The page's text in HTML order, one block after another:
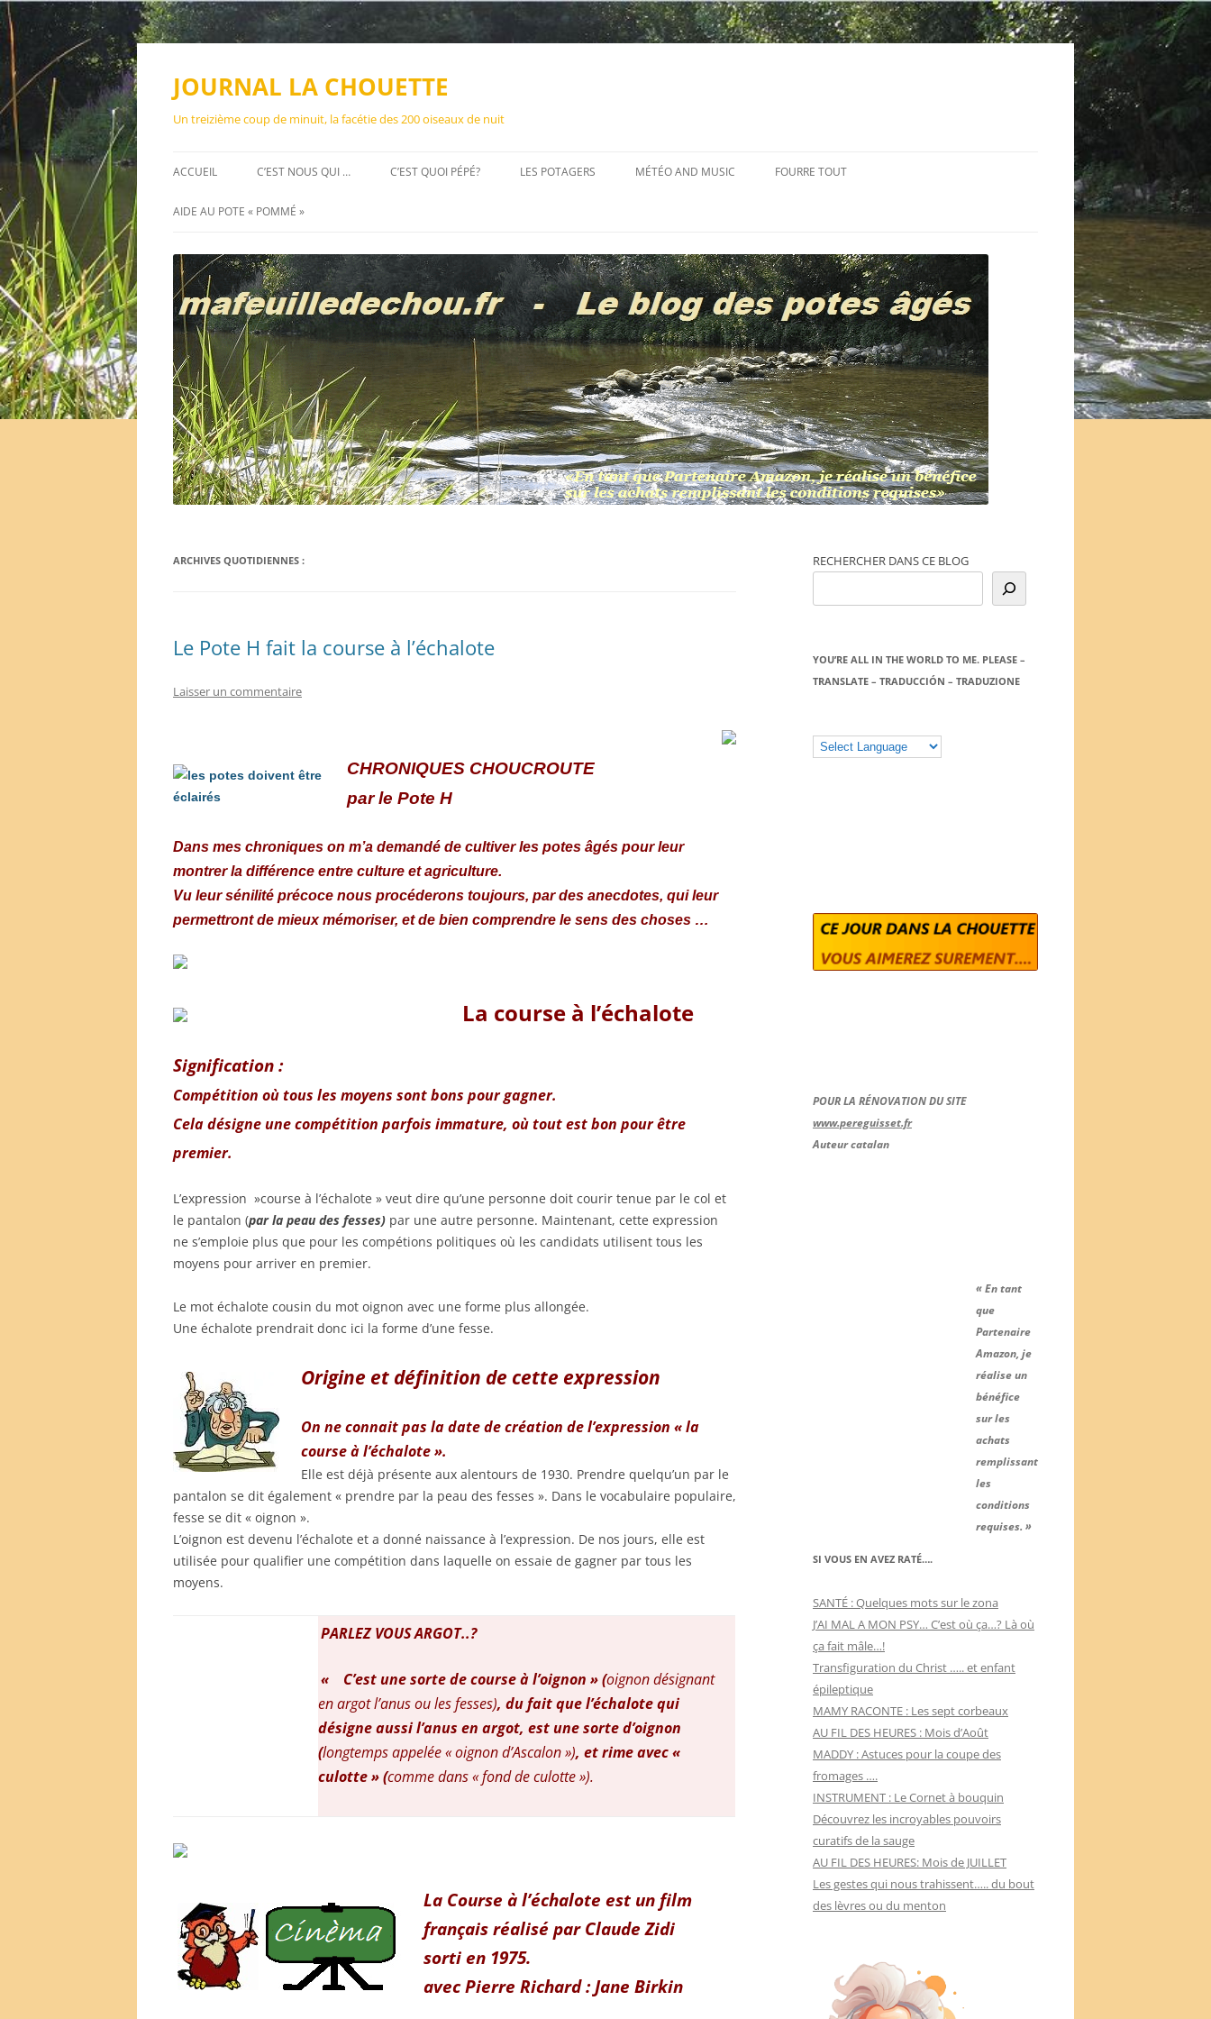
Aller
JOURNAL LA CHOUETTE
Un treizième coup de minuit, la facétie des 200 oiseaux de nuit
ACCUEIL C’EST NOUS QUI … C’EST QUOI PÉPÉ? LES POTAGERS MÉTÉO AND MUSIC FOURRE TOUT
AIDE AU POTE « POMMÉ »
ARCHIVES QUOTIDIENNES :
Le Pote H fait la course à l’échalote
Laisser un commentaire
CHRONIQUES CHOUCROUTE
par le Pote H
Dans mes chroniques on m’a demandé de cultiver les potes âgés pour leur
montrer la différence entre culture et agriculture.
Vu leur sénilité précoce nous procéderons toujours, par des anecdotes, qui leur
permettront de mieux mémoriser, et de bien comprendre le sens des choses …
La course à l’échalote
Signification :
Compétition où tous les moyens sont bons pour gagner.
Cela désigne une compétition parfois immature, où tout est bon pour être
premier.
L’expression »course à l’échalote » veut dire qu’une personne doit courir tenue par le col et
le pantalon (par la peau des fesses) par une autre personne. Maintenant, cette expression
ne s’emploie plus que pour les compétions politiques où les candidats utilisent tous les
moyens pour arriver en premier.
Le mot échalote cousin du mot oignon avec une forme plus allongée.
Une échalote prendrait donc ici la forme d’une fesse.
Origine et définition de cette expression
On ne connait pas la date de création de l’expression « la
course à l’échalote ».
Elle est déjà présente aux alentours de 1930. Prendre quelqu’un par le
pantalon se dit également « prendre par la peau des fesses ». Dans le vocabulaire populaire,
fesse se dit « oignon ».
L’oignon est devenu l’échalote et a donné naissance à l’expression. De nos jours, elle est
utilisée pour qualifier une compétition dans laquelle on essaie de gagner par tous les
moyens.
PARLEZ VOUS ARGOT..?
« C’est une sorte de course à l’oignon » (oignon désignant
en argot l’anus ou les fesses), du fait que l’échalote qui
désigne aussi l’anus en argot, est une sorte d’oignon
(longtemps appelée « oignon d’Ascalon »), et rime avec «
culotte » (comme dans « fond de culotte »).
La Course à l’échalote est un film
français réalisé par Claude Zidi
sorti en 1975.
avec Pierre Richard : Jane Birkin
RECHERCHER DANS CE BLOG
YOU’RE ALL IN THE WORLD TO ME. PLEASE –
TRANSLATE – TRADUCCIÓN – TRADUZIONE
POUR LA RÉNOVATION DU SITE
www.pereguisset.fr
Auteur catalan
« En tant
que
Partenaire
Amazon, je
réalise un
bénéfice
sur les
achats
remplissant
les
conditions
requises. »
SI VOUS EN AVEZ RATÉ….
SANTÉ : Quelques mots sur le zona
J’AI MAL A MON PSY… C’est où ça…? Là où
ça fait mâle…!
Transfiguration du Christ ….. et enfant
épileptique
MAMY RACONTE : Les sept corbeaux
AU FIL DES HEURES : Mois d’Août
MADDY : Astuces pour la coupe des
fromages ….
INSTRUMENT : Le Cornet à bouquin
Découvrez les incroyables pouvoirs
curatifs de la sauge
AU FIL DES HEURES: Mois de JUILLET
Les gestes qui nous trahissent….. du bout
des lèvres ou du menton